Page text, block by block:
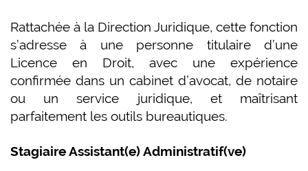
Rattachée à la Direction Juridique, cette fonction
s’adresse à une personne titulaire d’une
Licence en Droit, avec une expérience
confirmée dans un cabinet d’avocat, de notaire
ou un service juridique, et maîtrisant
parfaitement les outils bureautiques.
Stagiaire Assistant(e) Administratif(ve)